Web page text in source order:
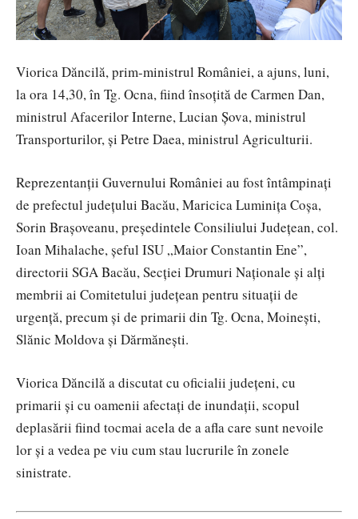
Viorica Dăncilă, prim-ministrul României, a ajuns, luni,
la ora 14,30, în Tg. Ocna, fiind însoțită de Carmen Dan,
ministrul Afacerilor Interne, Lucian Șova, ministrul
Transporturilor, și Petre Daea, ministrul Agriculturii.
Reprezentanții Guvernului României au fost întâmpinați
de prefectul județului Bacău, Maricica Luminița Coșa,
Sorin Brașoveanu, președintele Consiliului Județean, col.
Ioan Mihalache, șeful ISU „Maior Constantin Ene”,
directorii SGA Bacău, Secției Drumuri Naționale și alți
membrii ai Comitetului județean pentru situații de
urgență, precum și de primarii din Tg. Ocna, Moinești,
Slănic Moldova și Dărmănești.
Viorica Dăncilă a discutat cu oficialii județeni, cu
primarii și cu oamenii afectați de inundații, scopul
deplasării fiind tocmai acela de a afla care sunt nevoile
lor și a vedea pe viu cum stau lucrurile în zonele
sinistrate.